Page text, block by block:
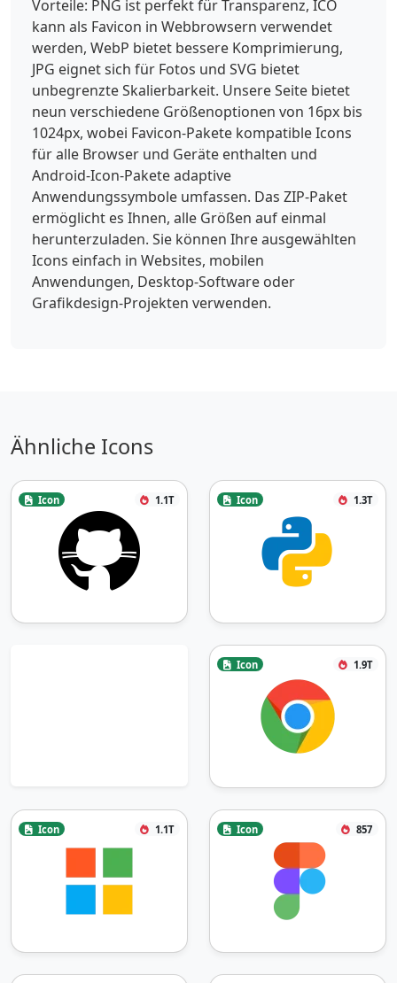
Vorteile: PNG ist perfekt für Transparenz, ICO
kann als Favicon in Webbrowsern verwendet
werden, WebP bietet bessere Komprimierung,
JPG eignet sich für Fotos und SVG bietet
unbegrenzte Skalierbarkeit. Unsere Seite bietet
neun verschiedene Größenoptionen von 16px bis
1024px, wobei Favicon-Pakete kompatible Icons
für alle Browser und Geräte enthalten und
Android-Icon-Pakete adaptive
Anwendungssymbole umfassen. Das ZIP-Paket
ermöglicht es Ihnen, alle Größen auf einmal
herunterzuladen. Sie können Ihre ausgewählten
Icons einfach in Websites, mobilen
Anwendungen, Desktop-Software oder
Grafikdesign-Projekten verwenden.
Ähnliche Icons
Icon 1.1T Icon 1.3T
Icon 1.9T
Icon 1.1T Icon 857